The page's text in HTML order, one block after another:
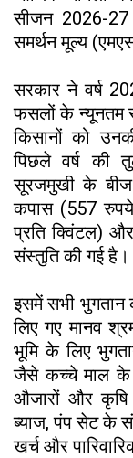
सीजन 2026-
समर्थन मूल्य
सरकार ने वर्ष
फसलों के न्यूनतम
किसानों को
पिछले वर्ष की
सूरजमुखी के
कपास (557
प्रति क्विंटल)
संस्तुति की गई है।
इसमें सभी भुगतान
लिए गए मानव
भूमि के लिए
जैसे कच्चे माल के
औजारों और कृषि
ब्याज, पंप सेट के
खर्च और